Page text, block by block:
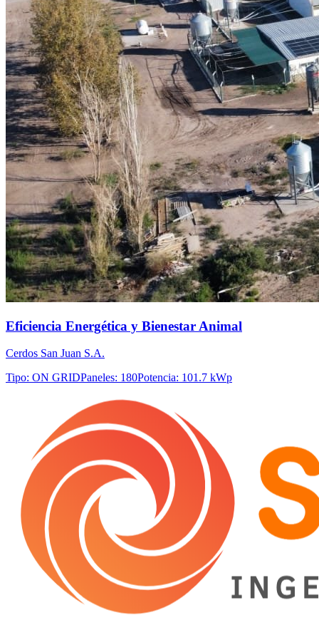
Eficiencia Energética y Bienestar Animal
Cerdos San Juan S.A.
Tipo: ON GRIDPaneles: 180Potencia: 101.7 kWp